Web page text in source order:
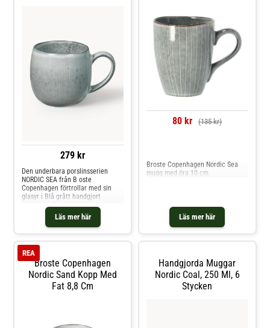
279 kr
Läs mer här
Den underbara porslinsserien
NORDIC SEA från B oste
Copenhagen förtrollar med sin
glasyr i Blå grått handgjort
den handapplicerade glasyren
inspirerad av Nordsjöns
färgspektrum.
80 kr (135 kr)
Läs mer här
Broste Copenhagen Nordic Sea
mugg med öra 10 cm
Broste Copenhagen
Nordic Sand Kopp Med
Fat 8,8 Cm
REA
Handgjorda Muggar
Nordic Coal, 250 Ml, 6
Stycken